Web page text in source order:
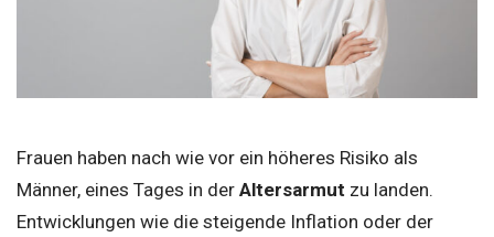
Frauen haben nach wie vor ein höheres Risiko als
Männer, eines Tages in der Altersarmut zu landen.
Entwicklungen wie die steigende Inflation oder der